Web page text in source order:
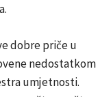
dobre priče u
nedostatkom
umjetnosti.